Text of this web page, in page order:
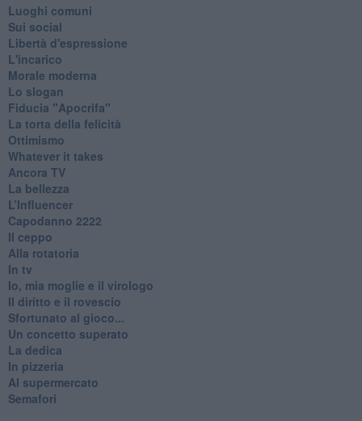
Luoghi comuni
Sui social
Libertà d'espressione
L'incarico
Morale moderna
Lo slogan
Fiducia "Apocrifa"
La torta della felicità
Ottimismo
Whatever it takes
Ancora TV
La bellezza
L’Influencer
​Capodanno 2222
Il ceppo
Alla rotatoria
In tv
Io, mia moglie e il virologo
Il diritto e il rovescio
Sfortunato al gioco...
Un concetto superato
La dedica
In pizzeria
Al supermercato
Semafori